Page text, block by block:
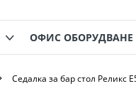
ОФИС ОБОРУДВАНЕ
Седалка за бар стол Реликс